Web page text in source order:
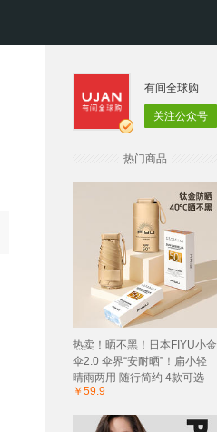
有间全球购
关注公众号
热门商品
热卖！晒不黑！日本FIYU小金
伞2.0 伞界“安耐晒”！扁小轻
晴雨两用 随行简约 4款可选
￥59.9